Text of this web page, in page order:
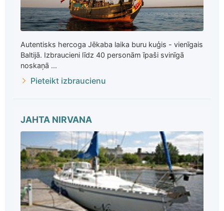
Autentisks hercoga Jēkaba laika buru kuģis - vienīgais
Baltijā. Izbraucieni līdz 40 personām īpaši svinīgā
noskaņā ...
Pieteikt izbraucienu
JAHTA NIRVANA